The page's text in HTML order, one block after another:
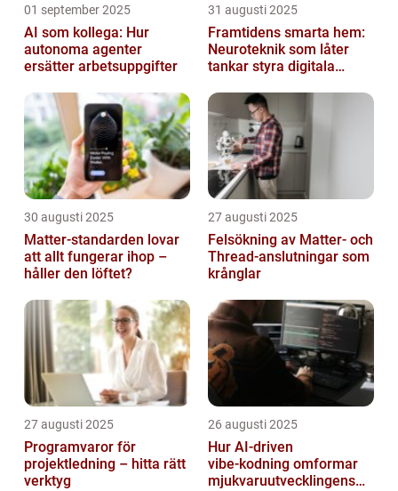
01 september 2025
AI som kollega: Hur
autonoma agenter
ersätter arbetsuppgifter
31 augusti 2025
Framtidens smarta hem:
Neuroteknik som låter
tankar styra digitala
30 augusti 2025
Matter-standarden lovar
att allt fungerar ihop –
håller den löftet?
27 augusti 2025
Felsökning av Matter‑ och
Thread‑anslutningar som
krånglar
27 augusti 2025
Programvaror för
projektledning – hitta rätt
verktyg
26 augusti 2025
Hur AI‑driven
vibe‑kodning omformar
mjukvaruutvecklingens